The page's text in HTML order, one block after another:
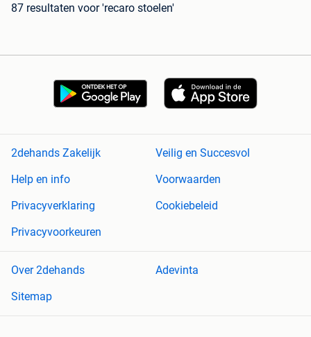
87 resultaten voor 'recaro stoelen'
2dehands Zakelijk
Veilig en Succesvol
Help en info
Voorwaarden
Privacyverklaring
Cookiebeleid
Privacyvoorkeuren
Over 2dehands
Adevinta
Sitemap